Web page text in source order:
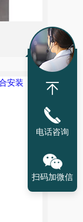
电话咨询
扫码加微信